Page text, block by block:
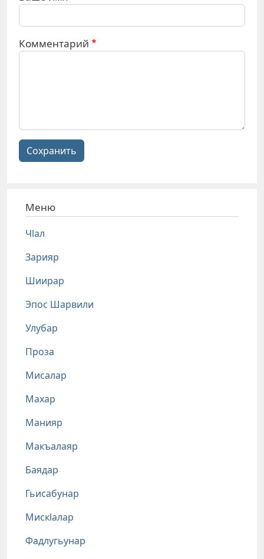
Комментарий
Сохранить
Меню
Чlал
Зарияр
Шиирар
Эпос Шарвили
Улубар
Проза
Мисалар
Махар
Манияр
Макъалаяр
Баядар
Гьисабунар
Мискlалар
Фадлугьунар